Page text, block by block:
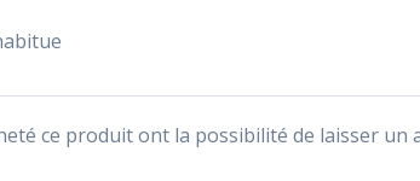
ce produit ont la possibilité de laisser un